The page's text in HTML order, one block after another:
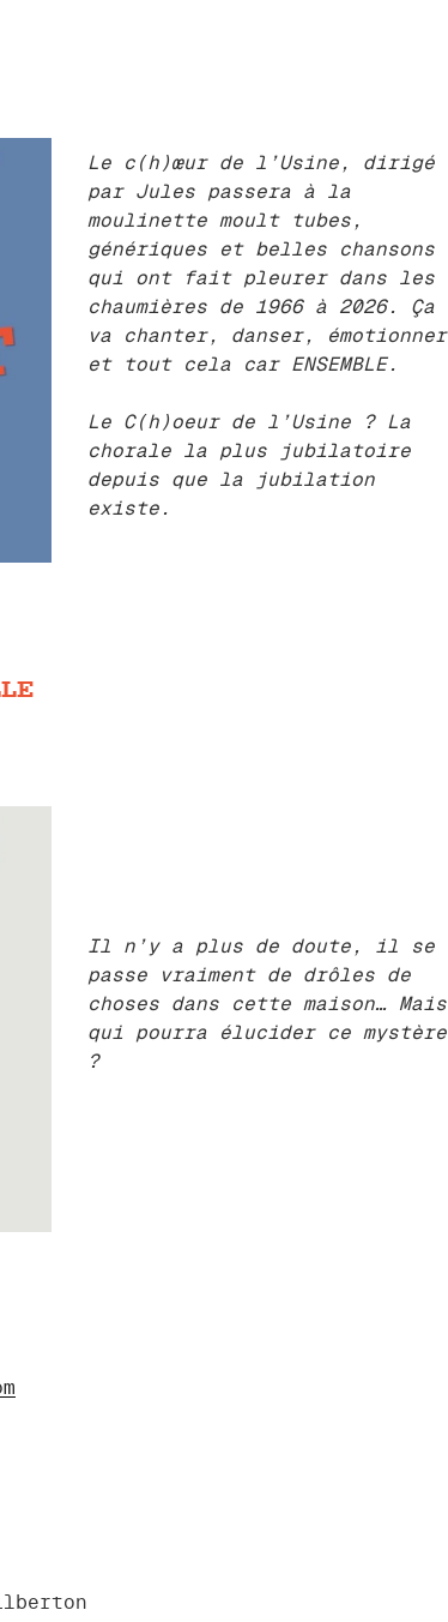
Le c(h)œur de l’Usine, dirigé
par Jules passera à la
moulinette moult tubes,
génériques et belles chansons
qui ont fait pleurer dans les
chaumières de 1966 à 2026. Ça
va chanter, danser, émotionner
et tout cela car ENSEMBLE.
Le C(h)oeur de l’Usine ? La
chorale la plus jubilatoire
depuis que la jubilation
existe.
Il n’y a plus de doute, il se
passe vraiment de drôles de
choses dans cette maison… Mais
qui pourra élucider ce mystère
?